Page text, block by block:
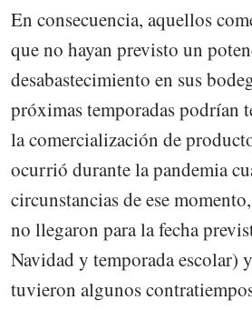
En consecuencia, aquellos
que no hayan previsto un
desabastecimiento en sus
próximas temporadas podrían
la comercialización de
ocurrió durante la pandemia
circunstancias de ese
no llegaron para la fecha
Navidad y temporada escolar)
tuvieron algunos